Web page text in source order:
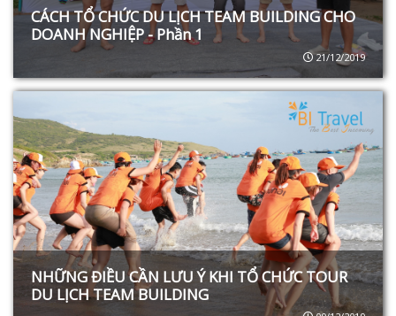
CÁCH TỔ CHỨC DU LỊCH TEAM BUILDING CHO
DOANH NGHIỆP - Phần 1
21/12/2019
NHỮNG ĐIỀU CẦN LƯU Ý KHI TỔ CHỨC TOUR
DU LỊCH TEAM BUILDING